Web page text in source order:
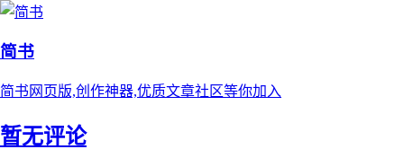
简书
简书网页版,创作神器,优质文章社区等你加入
暂无评论